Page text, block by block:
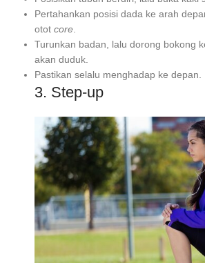
Pertahankan posisi dada ke arah
otot core
Turunkan badan, lalu dorong bokong
akan duduk.
Pastikan selalu menghadap ke depan.
3. Step-up